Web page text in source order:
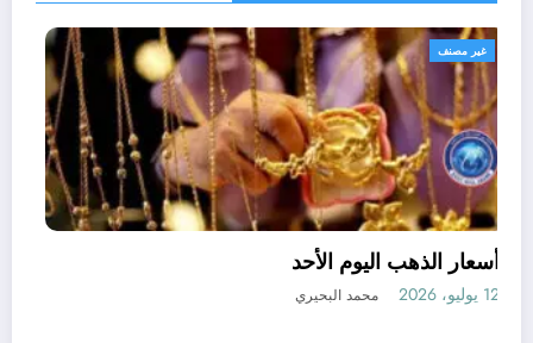
غير مصنف
أسعار الذهب اليوم الأحد
12 يوليو، 2026